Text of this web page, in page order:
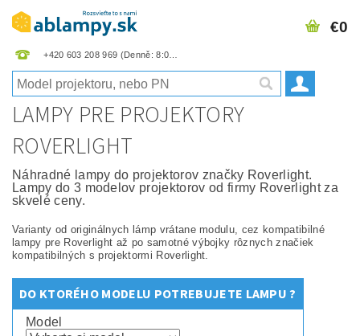
+420 603 208 969
€0
LAMPY PRE PROJEKTORY
ROVERLIGHT
Náhradné lampy do projektorov značky Roverlight.
Lampy do 3 modelov projektorov od firmy Roverlight za
skvelé ceny.
Varianty od originálnych lámp vrátane modulu, cez kompatibilné
lampy pre Roverlight až po samotné výbojky rôznych značiek
kompatibilných s projektormi Roverlight.
DO KTORÉHO MODELU POTREBUJETE LAMPU ?
Model